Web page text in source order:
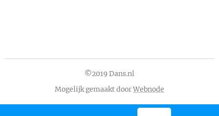
©2019 Dans.nl
Mogelijk gemaakt doorWebnode